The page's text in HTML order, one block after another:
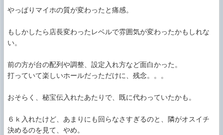
やっぱりマイホの質が変わったと痛感。
もしかしたら店長変わったレベルで雰囲気が変わったかもしれな
い。
前の方が台の配列や調整、設定入れ方など面白かった。
打っていて楽しいホールだっただけに、残念。。。
おそらく、秘宝伝入れたあたりで、既に代わっていたかも。
６ｋ入れたけど、あまりにも回らなさすぎるのと、隣がオスイチ
決めるのを見て、やめ。